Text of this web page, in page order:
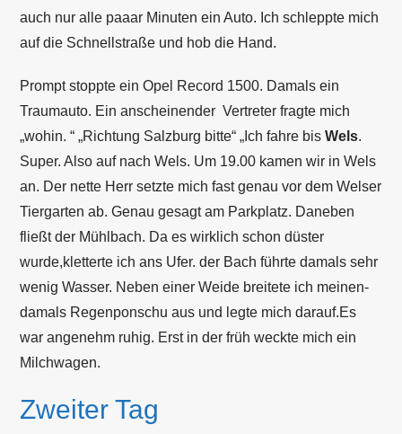
auch nur alle paaar Minuten ein Auto. Ich schleppte mich
auf die Schnellstraße und hob die Hand.
Prompt stoppte ein Opel Record 1500. Damals ein
Traumauto. Ein anscheinender Vertreter fragte mich
„wohin. “ „Richtung Salzburg bitte“ „Ich fahre bisWels.
Super. Also auf nach Wels. Um 19.00 kamen wir in Wels
an. Der nette Herr setzte mich fast genau vor dem Welser
Tiergarten ab. Genau gesagt am Parkplatz. Daneben
fließt der Mühlbach. Da es wirklich schon düster
wurde,kletterte ich ans Ufer. der Bach führte damals sehr
wenig Wasser. Neben einer Weide breitete ich meinen-
damals Regenponschu aus und legte mich darauf.Es
war angenehm ruhig. Erst in der früh weckte mich ein
Milchwagen.
Zweiter Tag